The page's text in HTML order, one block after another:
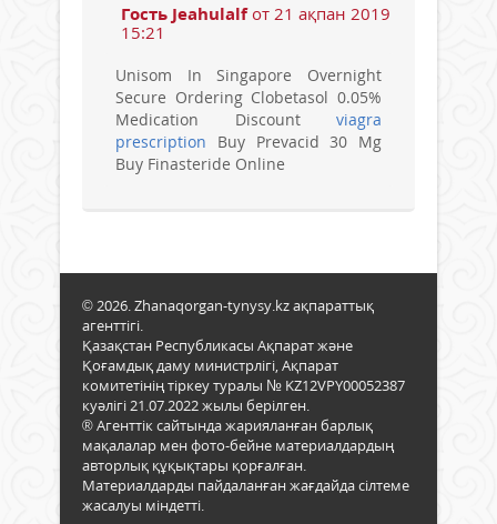
Гость Jeahulalfот 21 ақпан 2019
15:21
Unisom In Singapore Overnight
Secure Ordering Clobetasol 0.05%
Medication Discount viagra
prescription Buy Prevacid 30 Mg
Buy Finasteride Online
© 2026. Zhanaqorgan-tynysy.kz ақпараттық
агенттігі.
Қазақстан Республикасы Ақпарат және
Қоғамдық даму министрлігі, Ақпарат
комитетінің тіркеу туралы № KZ12VPY00052387
куәлігі 21.07.2022 жылы берілген.
® Агенттік сайтында жарияланған барлық
мақалалар мен фото-бейне материалдардың
авторлық құқықтары қорғалған.
Материалдарды пайдаланған жағдайда сілтеме
жасалуы міндетті.